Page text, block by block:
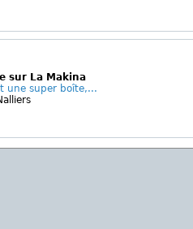
sur La Makina
une super boîte,...